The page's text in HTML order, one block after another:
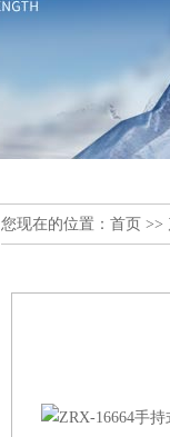
您现在的位置： 首页 >>